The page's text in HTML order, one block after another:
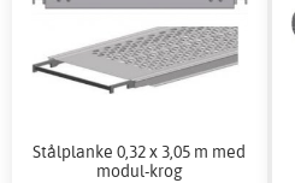
Stålplanke 0,32 x 3,05 m med
modul-krog